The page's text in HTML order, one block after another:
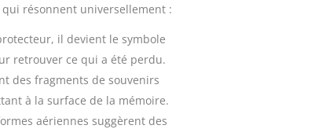
résonnent universellement :
il devient le symbole
retrouver ce qui a été perdu.
des fragments de souvenirs
à la surface de la mémoire.
aériennes suggèrent des